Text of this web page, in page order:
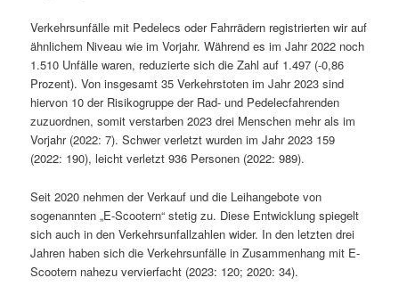
Verkehrsunfälle mit Pedelecs oder Fahrrädern registrierten wir auf
ähnlichem Niveau wie im Vorjahr. Während es im Jahr 2022 noch
1.510 Unfälle waren, reduzierte sich die Zahl auf 1.497 (-0,86
Prozent). Von insgesamt 35 Verkehrstoten im Jahr 2023 sind
hiervon 10 der Risikogruppe der Rad- und Pedelecfahrenden
zuzuordnen, somit verstarben 2023 drei Menschen mehr als im
Vorjahr (2022: 7). Schwer verletzt wurden im Jahr 2023 159
(2022: 190), leicht verletzt 936 Personen (2022: 989).
Seit 2020 nehmen der Verkauf und die Leihangebote von
sogenannten „E-Scootern“ stetig zu. Diese Entwicklung spiegelt
sich auch in den Verkehrsunfallzahlen wider. In den letzten drei
Jahren haben sich die Verkehrsunfälle in Zusammenhang mit E-
Scootern nahezu vervierfacht (2023: 120; 2020: 34).